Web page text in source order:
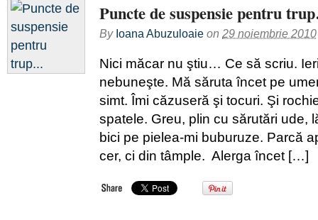
Puncte de suspensie pentru
By Ioana Abuzuloaie on 29 noiembrie 2010
Nici măcar nu ştiu… Ce să scriu.
nebuneşte. Mă săruta încet pe
simt. Îmi căzuseră şi tocuri. Şi
spatele. Greu, plin cu sărutări ude,
bici pe pielea-mi buburuze. Parcă
cer, ci din tâmple. Alerga încet […]